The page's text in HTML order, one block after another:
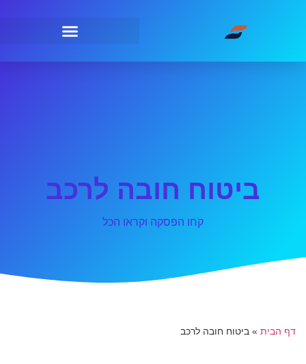
ביטוח חובה לרכב
קחו הפסקה וקראו הכל
דף הבית » ביטוח חובה לרכב